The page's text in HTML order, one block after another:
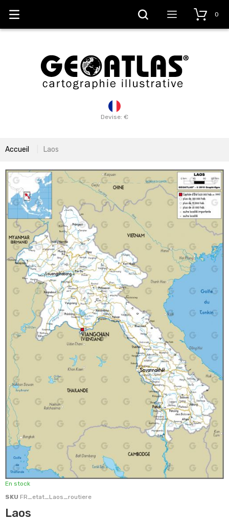
Devise: €
0
Accueil Laos
En stock
SKU FR_etat_Laos_routiere
Laos